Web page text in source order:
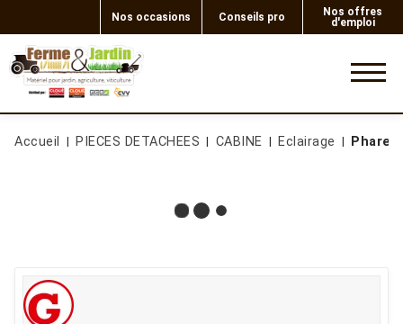
Nos occasions Conseils pro
Nos offres
d'emploi
Accueil PIECES DETACHEES CABINE Eclairage Phare